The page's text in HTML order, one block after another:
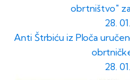
obrtništvo"
28.
Anti Štrbiću iz Ploča
28.